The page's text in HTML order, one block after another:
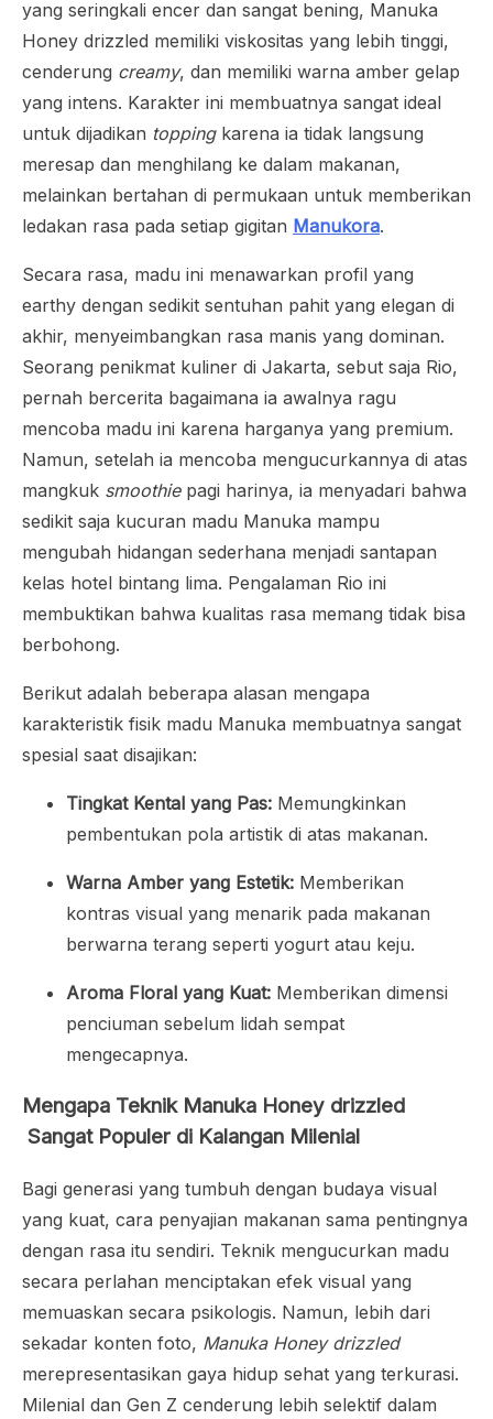
yang seringkali encer dan sangat bening, Manuka
Honey drizzled memiliki viskositas yang lebih tinggi,
cenderung creamy, dan memiliki warna amber gelap
yang intens. Karakter ini membuatnya sangat ideal
untuk dijadikan toppingkarena ia tidak langsung
meresap dan menghilang ke dalam makanan,
melainkan bertahan di permukaan untuk memberikan
ledakan rasa pada setiap gigitan Manukora.
Secara rasa, madu ini menawarkan profil yang
earthy dengan sedikit sentuhan pahit yang elegan di
akhir, menyeimbangkan rasa manis yang dominan.
Seorang penikmat kuliner di Jakarta, sebut saja Rio,
pernah bercerita bagaimana ia awalnya ragu
mencoba madu ini karena harganya yang premium.
Namun, setelah ia mencoba mengucurkannya di atas
mangkuk smoothiepagi harinya, ia menyadari bahwa
sedikit saja kucuran madu Manuka mampu
mengubah hidangan sederhana menjadi santapan
kelas hotel bintang lima. Pengalaman Rio ini
membuktikan bahwa kualitas rasa memang tidak bisa
berbohong.
Berikut adalah beberapa alasan mengapa
karakteristik fisik madu Manuka membuatnya sangat
spesial saat disajikan:
Tingkat Kental yang Pas: Memungkinkan
pembentukan pola artistik di atas makanan.
Warna Amber yang Estetik: Memberikan
kontras visual yang menarik pada makanan
berwarna terang seperti yogurt atau keju.
Aroma Floral yang Kuat: Memberikan dimensi
penciuman sebelum lidah sempat
mengecapnya.
Mengapa Teknik Manuka Honey drizzled
Sangat Populer di Kalangan Milenial
Bagi generasi yang tumbuh dengan budaya visual
yang kuat, cara penyajian makanan sama pentingnya
dengan rasa itu sendiri. Teknik mengucurkan madu
secara perlahan menciptakan efek visual yang
memuaskan secara psikologis. Namun, lebih dari
sekadar konten foto, Manuka Honey drizzled
merepresentasikan gaya hidup sehat yang terkurasi.
Milenial dan Gen Z cenderung lebih selektif dalam